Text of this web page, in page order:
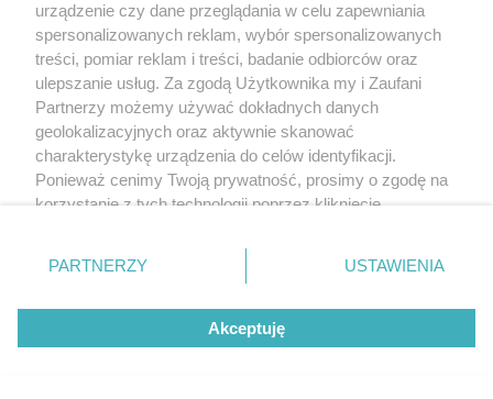
Żaden utwór zamieszczony w serwisie nie może być powielany i
rozpowszechniany lub dalej rozpowszechniany w jakikolwiek sposób (w
tym także elektroniczny lub mechaniczny) na jakimkolwiek polu
eksploatacji w jakiejkolwiek formie, włącznie z umieszczaniem w Internecie
bez pisemnej zgody właściciela praw. Jakiekolwiek użycie lub
wykorzystanie utworów w całości lub w części z naruszeniem prawa, tzn.
bez właściwej zgody, jest zabronione pod groźbą kary i może być ścigane
prawnie.
Informacje prawne
urządzenie czy dane przeglądania w celu zapewniania
spersonalizowanych reklam, wybór spersonalizowanych
treści, pomiar reklam i treści, badanie odbiorców oraz
ulepszanie usług. Za zgodą Użytkownika my i Zaufani
Partnerzy możemy używać dokładnych danych
geolokalizacyjnych oraz aktywnie skanować
charakterystykę urządzenia do celów identyfikacji.
Ponieważ cenimy Twoją prywatność, prosimy o zgodę na
korzystanie z tych technologii poprzez kliknięcie
zmienić/wycofać klikając przycisk ustawień prywatności
znajdujący się w lewym dolnym rogu strony
rodzaje przetwarzania danych nie wymagają zgody
użytkownika, ale masz prawo sprzeciwić się takiemu
przetwarzaniu. Preferencje będą miały zastosowanie tylko
PARTNERZY USTAWIENIA
Akceptuję